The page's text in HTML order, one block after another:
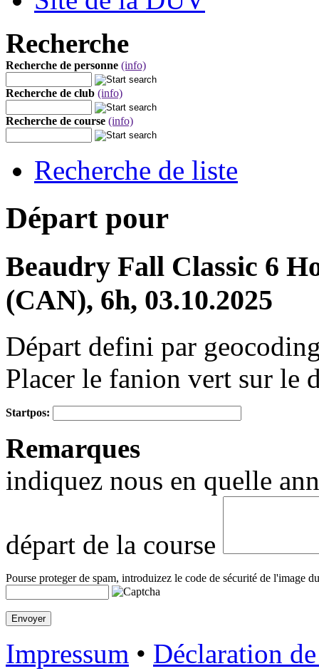
Recherche
Recherche de personne (info)
Recherche de club (info)
Recherche de course (info)
Recherche de liste
Départ pour
Beaudry Fall Classic 6
(CAN), 6h, 03.10.2025
Départ defini par
Placer le fanion vert sur le
−
Startpos:
Remarques
indiquez nous en quelle
départ de la course
Pourse proteger de spam, introduizez le code de sécurité de l'image
Impressum • Déclaration